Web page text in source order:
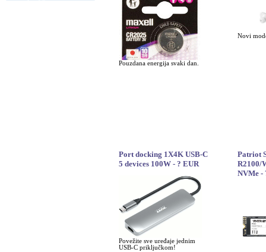
Pouzdana energija svaki dan.
Novi
Port docking 1X4K USB-C
5 devices 100W - ? EUR
Povežite sve uređaje jednim
USB-C priključkom!
Patriot
R2100/
NVMe -